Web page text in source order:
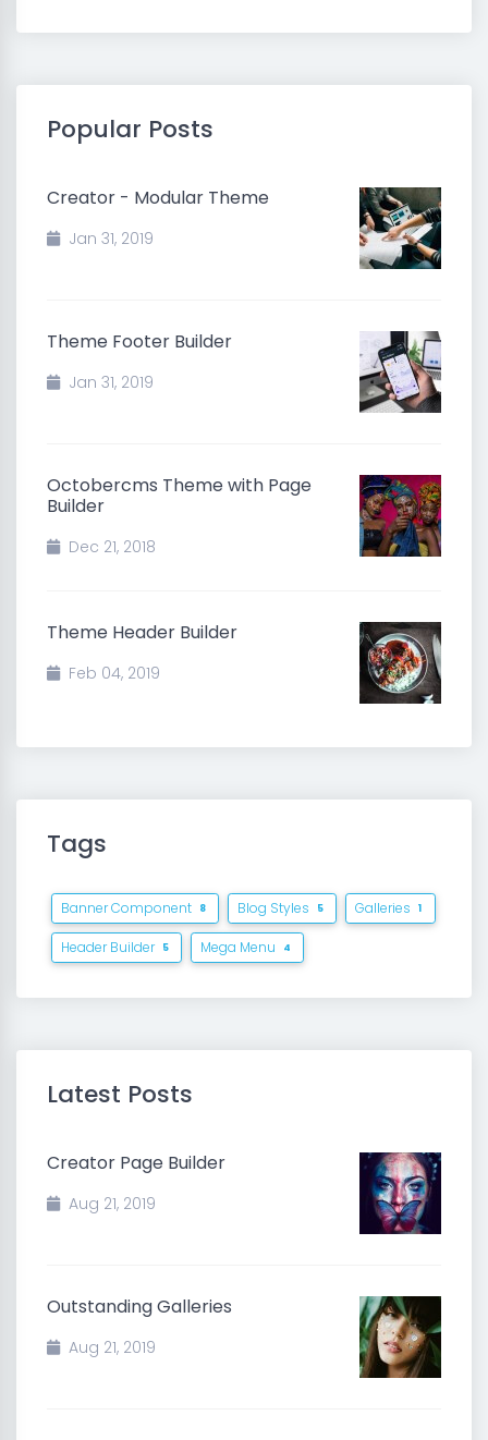
Popular Posts
Creator - Modular Theme
Jan 31, 2019
Theme Footer Builder
Jan 31, 2019
Octobercms Theme with Page
Builder
Dec 21, 2018
Theme Header Builder
Feb 04, 2019
Tags
Banner Component 8 Blog Styles 5 Galleries 1
Header Builder 5 Mega Menu 4
Latest Posts
Creator Page Builder
Aug 21, 2019
Outstanding Galleries
Aug 21, 2019